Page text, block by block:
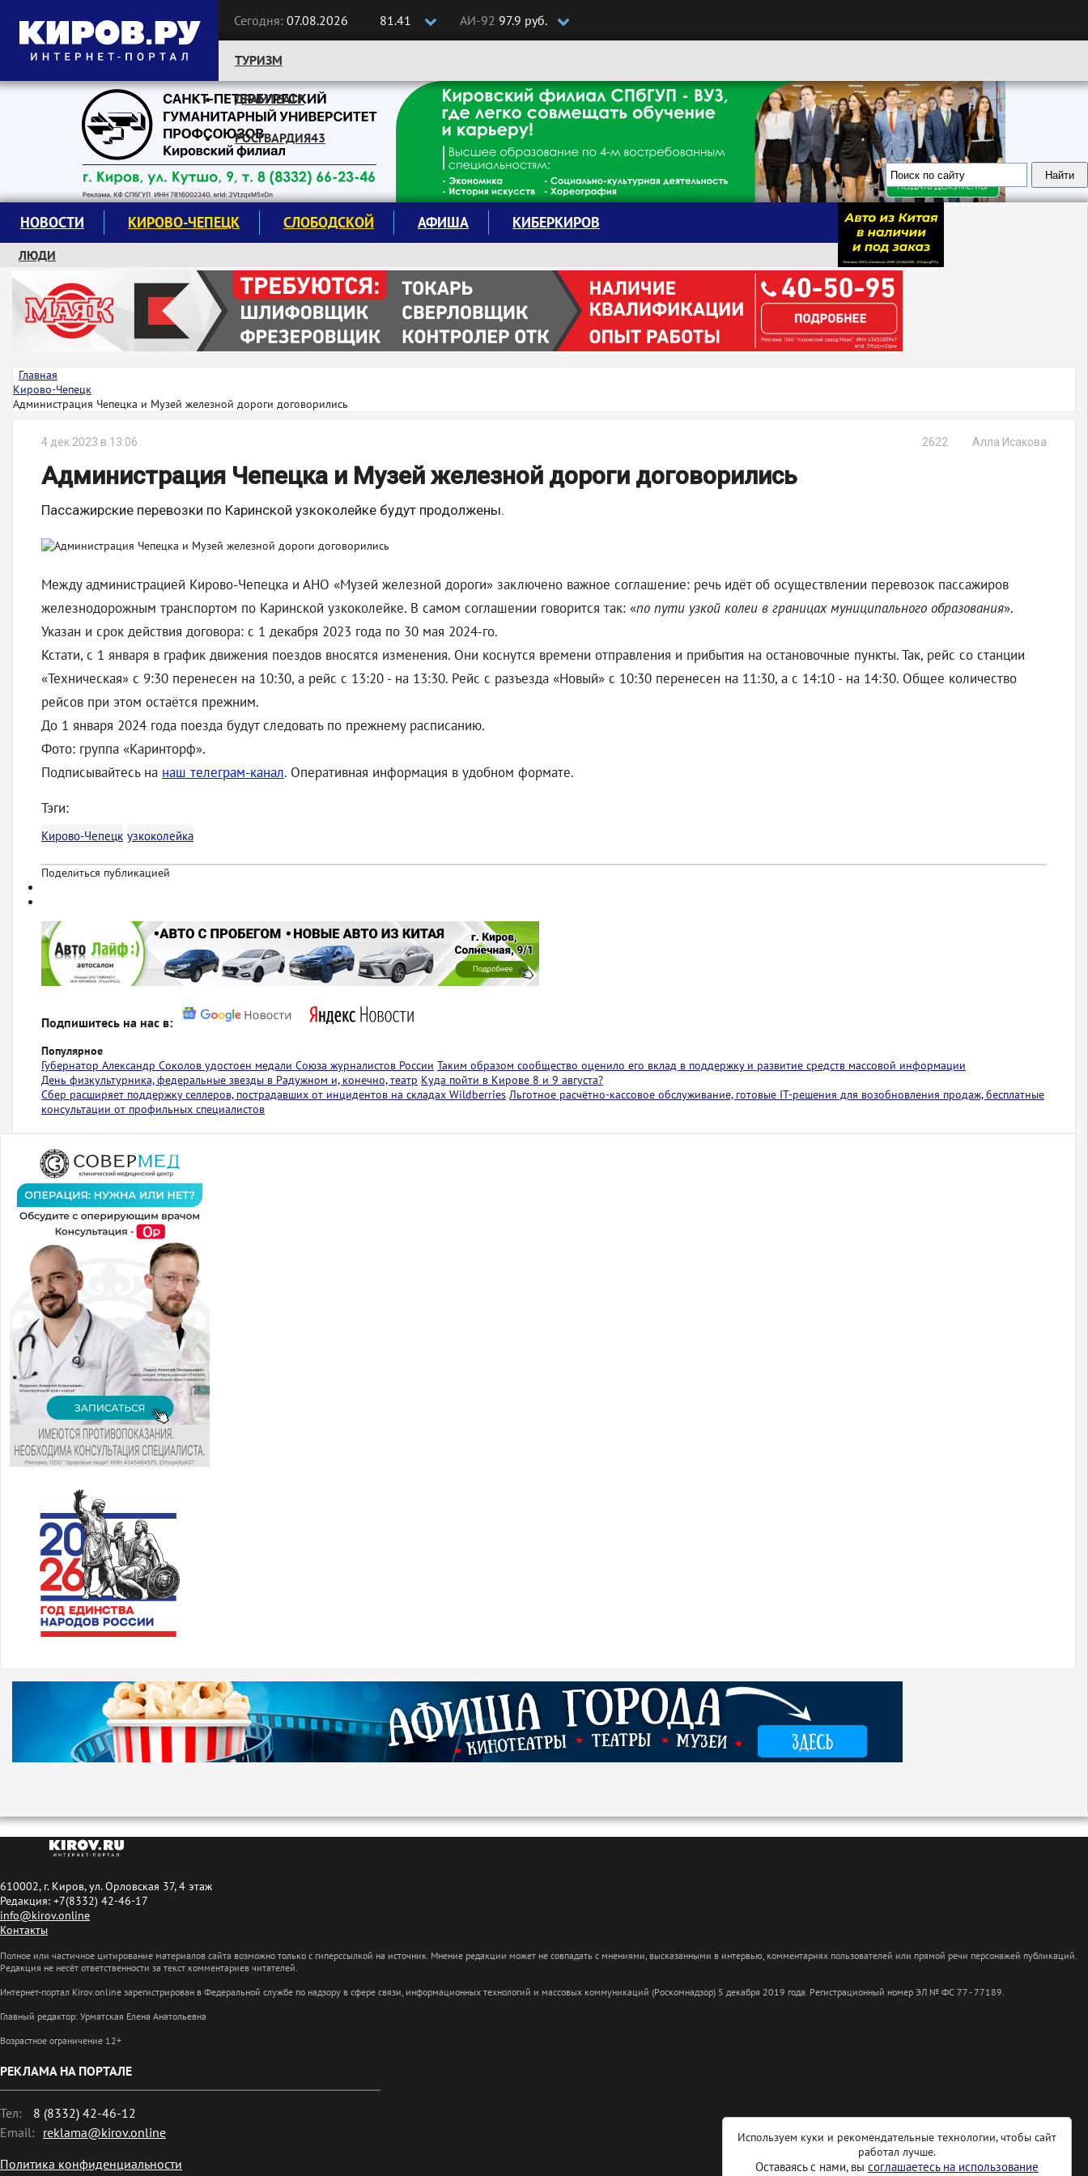
Сегодня: 07.08.2026 81.41 АИ-92 97.9 руб.
Следите за новостями:
ТУРИЗМ
ДРАМТЕАТР
РОСГВАРДИЯ43
НОВОСТИ КИРОВО-ЧЕПЕЦК СЛОБОДСКОЙ АФИША КИБЕРКИРОВ
ЛЮДИ
КРУЖКИ И СЕКЦИИ
ЗАВОДУ "МАЯК" 85 ЛЕТ
ЭКОЛОГИЯ
Главная
Кирово-Чепецк
Администрация Чепецка и Музей железной дороги договорились
4 дек 2023 в 13:06 Алла Исакова
2622
Администрация Чепецка и Музей железной дороги договорились
Пассажирские перевозки по Каринской узкоколейке будут продолжены.
Между администрацией Кирово-Чепецка и АНО «Музей железной дороги» заключено важное соглашение: речь идёт об осуществлении перевозок пассажиров
железнодорожным транспортом по Каринской узкоколейке. В самом соглашении говорится так: «по пути узкой колеи в границах муниципального образования».
Указан и срок действия договора: с 1 декабря 2023 года по 30 мая 2024-го.
Кстати, с 1 января в график движения поездов вносятся изменения. Они коснутся времени отправления и прибытия на остановочные пункты. Так, рейс со станции
«Техническая» с 9:30 перенесен на 10:30, а рейс с 13:20 - на 13:30. Рейс с разъезда «Новый» с 10:30 перенесен на 11:30, а с 14:10 - на 14:30. Общее количество
рейсов при этом остаётся прежним.
До 1 января 2024 года поезда будут следовать по прежнему расписанию.
Фото: группа «Каринторф».
Подписывайтесь на наш телеграм-канал. Оперативная информация в удобном формате.
Тэги:
Кирово-Чепецк узкоколейка
Поделиться публикацией
Подпишитесь на нас в:
Популярное
Губернатор Александр Соколов удостоен медали Союза журналистов России Таким образом сообщество оценило его вклад в поддержку и развитие средств массовой информации
День физкультурника, федеральные звезды в Радужном и, конечно, театр Куда пойти в Кирове 8 и 9 августа?
Сбер расширяет поддержку селлеров, пострадавших от инцидентов на складах Wildberries Льготное расчётно-кассовое обслуживание, готовые IT-решения для возобновления продаж, бесплатные
консультации от профильных специалистов
610002, г. Киров, ул. Орловская 37, 4 этаж
Редакция: +7(8332) 42-46-17
info@kirov.online
Контакты
Полное или частичное цитирование материалов сайта возможно только с гиперссылкой на источник. Мнение редакции может не совпадать с мнениями, высказанными в интервью, комментариях пользователей или прямой речи персонажей публикаций.
Редакция не несёт ответственности за текст комментариев читателей.
Интернет-портал Kirov.online зарегистрирован в Федеральной службе по надзору в сфере связи, информационных технологий и массовых коммуникаций (Роскомнадзор) 5 декабря 2019 года. Регистрационный номер ЭЛ № ФС 77 - 77189.
Главный редактор: Урматская Елена Анатольевна
Возрастное ограничение 12+
РЕКЛАМА НА ПОРТАЛЕ
Тел:
8 (8332) 42-46-12
Email: reklama@kirov.online
Политика конфиденциальности
Используем куки и рекомендательные технологии, чтобы сайт
работал лучше.
Оставаясь с нами, вы соглашаетесь на использование